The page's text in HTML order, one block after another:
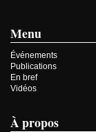
Menu
Événements
Publications
En bref
Vidéos
À propos